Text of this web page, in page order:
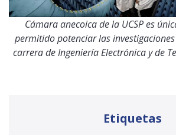
Cámara anecoica de la UCSP es
permitido potenciar las
carrera de Ingeniería Electrónica y de
Etiquetas